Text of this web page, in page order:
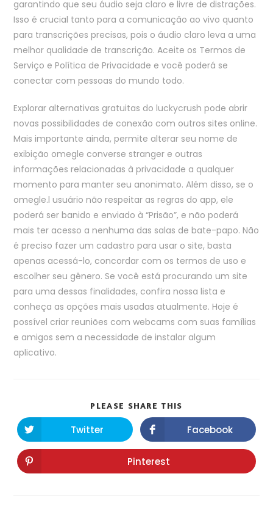
garantindo que seu áudio seja claro e livre de distrações.
Isso é crucial tanto para a comunicação ao vivo quanto
para transcrições precisas, pois o áudio claro leva a uma
melhor qualidade de transcrição. Aceite os Termos de
Serviço e Política de Privacidade e você poderá se
conectar com pessoas do mundo todo.
Explorar alternativas gratuitas do luckycrush pode abrir
novas possibilidades de conexão com outros sites online.
Mais importante ainda, permite alterar seu nome de
exibição omegle converse stranger e outras
informações relacionadas à privacidade a qualquer
momento para manter seu anonimato. Além disso, se o
omegle.l usuário não respeitar as regras do app, ele
poderá ser banido e enviado à “Prisão”, e não poderá
mais ter acesso a nenhuma das salas de bate-papo. Não
é preciso fazer um cadastro para usar o site, basta
apenas acessá-lo, concordar com os termos de uso e
escolher seu gênero. Se você está procurando um site
para uma dessas finalidades, confira nossa lista e
conheça as opções mais usadas atualmente. Hoje é
possível criar reuniões com webcams com suas famílias
e amigos sem a necessidade de instalar algum
aplicativo.
PLEASE SHARE THIS
Twitter Facebook
Pinterest